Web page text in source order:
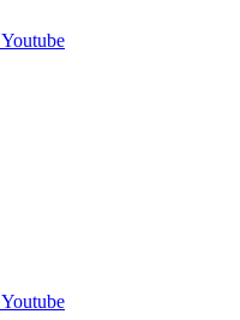
Youtube
Youtube